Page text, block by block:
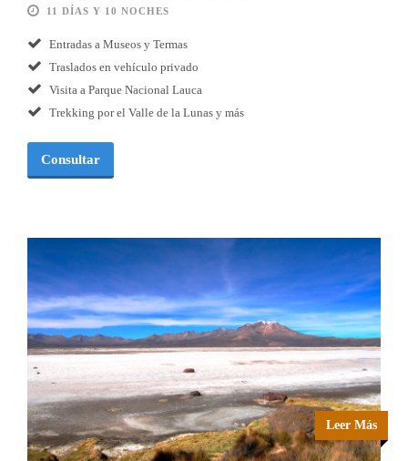
11 DÍAS Y 10 NOCHES
Entradas a Museos y Termas
Traslados en vehículo privado
Visita a Parque Nacional Lauca
Trekking por el Valle de la Lunas y más
Consultar
Leer Más